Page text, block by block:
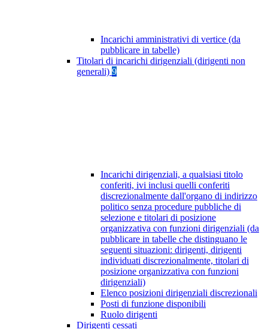
Incarichi amministrativi di vertice (da
pubblicare in tabelle)
Titolari di incarichi dirigenziali (dirigenti non
generali) 9
Incarichi dirigenziali, a qualsiasi titolo
conferiti, ivi inclusi quelli conferiti
discrezionalmente dall'organo di indirizzo
politico senza procedure pubbliche di
selezione e titolari di posizione
organizzativa con funzioni dirigenziali (da
pubblicare in tabelle che distinguano le
seguenti situazioni: dirigenti, dirigenti
individuati discrezionalmente, titolari di
posizione organizzativa con funzioni
dirigenziali)
Elenco posizioni dirigenziali discrezionali
Posti di funzione disponibili
Ruolo dirigenti
Dirigenti cessati